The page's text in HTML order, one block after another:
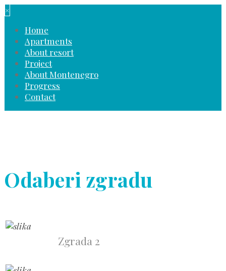
×
Home
Apartments
About resort
Project
About Montenegro
Progress
Contact
Odaberi zgradu
Zgrada 2